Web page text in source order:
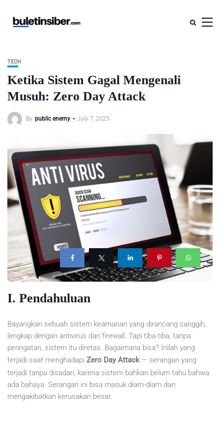
TECH
Ketika Sistem Gagal Mengenali
Musuh: Zero Day Attack
By public enemy July 7, 2025
I. Pendahuluan
Bayangkan sebuah sistem keamanan yang dirancang canggih,
lengkap dengan antivirus dan firewall. Tapi tiba-tiba, tanpa
peringatan, sistem itu diretas. Bagaimana bisa? Inilah yang
terjadi saat menghadapi Zero Day Attack— serangan yang
terjadi tanpa disadari, karena sistem bahkan belum tahu bahwa
ada bahaya. Serangan ini bisa masuk diam-diam dan
mengakibatkan kerusakan besar.